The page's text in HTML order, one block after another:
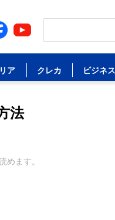
ア クレカ ビジネス
法
めます。